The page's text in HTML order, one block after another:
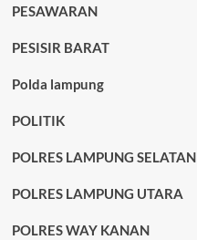
PESAWARAN
PESISIR BARAT
Polda lampung
POLITIK
POLRES LAMPUNG SELATAN
POLRES LAMPUNG UTARA
POLRES WAY KANAN